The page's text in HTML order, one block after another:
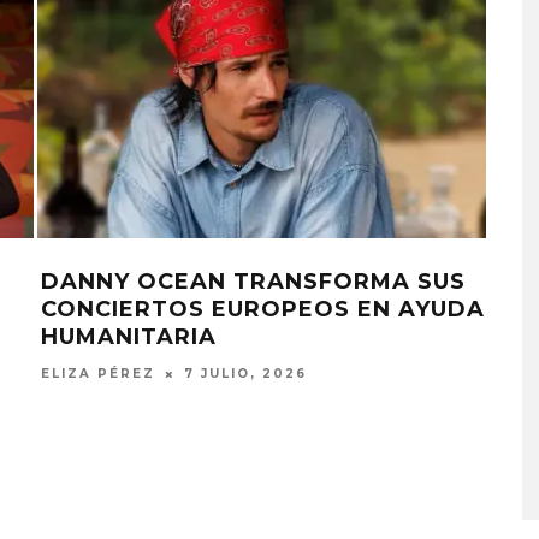
SEBASTIÁN YATRA MANDA
MENSAJE DE ALIENTO A
VENEZUELA
ELIZA PÉREZ 6 JULIO, 2026